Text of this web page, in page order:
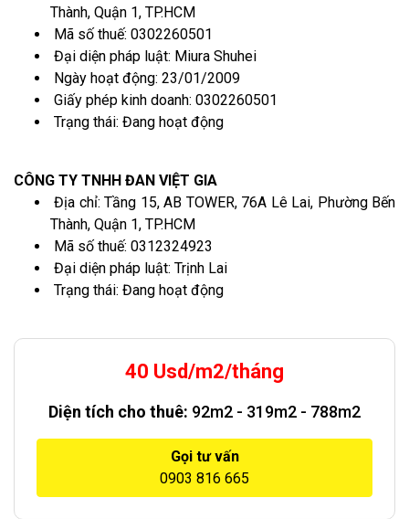
Thành, Quận 1, TP.HCM
Mã số thuế: 0302260501
Đại diện pháp luật: Miura Shuhei
Ngày hoạt động: 23/01/2009
Giấy phép kinh doanh: 0302260501
Trạng thái: Đang hoạt động
CÔNG TY TNHH ĐAN VIỆT GIA
Địa chỉ: Tầng 15, AB TOWER, 76A Lê Lai, Phường Bến
Thành, Quận 1, TP.HCM
Mã số thuế: 0312324923
Đại diện pháp luật: Trịnh Lai
Trạng thái: Đang hoạt động
40 Usd/m2/tháng
Diện tích cho thuê: 92m2 - 319m2 - 788m2
Gọi tư vấn
0903 816 665